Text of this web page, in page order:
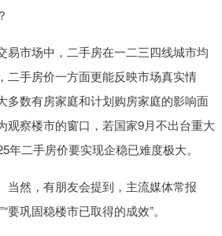
易市场中，二手房在一二三四线城市均
二手房价一方面更能反映市场真实情
多数有房家庭和计划购房家庭的影响面
观察楼市的窗口，若国家9月不出台重大
年二手房价要实现企稳已难度极大。
当然，有朋友会提到，主流媒体常报
要巩固稳楼市已取得的成效”。